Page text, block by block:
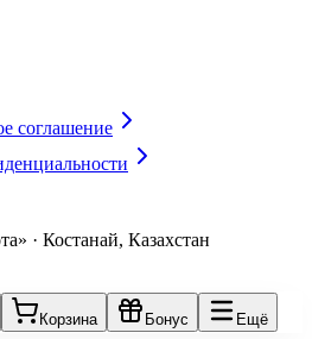
соглашение
· Костанай, Казахстан
Корзина Бонус Ещё